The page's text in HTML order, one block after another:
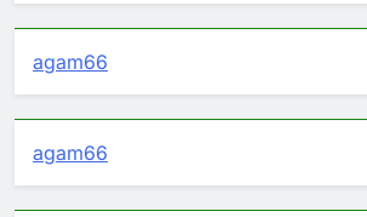
agam66
agam66